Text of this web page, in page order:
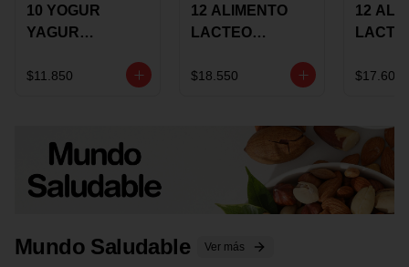
10 YOGUR
YAGUR
150ML SURTIDO
$11.850
12 ALIMENTO
LACTEO
ALQUERIA
$18.550
12
$17.600
Mundo Saludable Ver más